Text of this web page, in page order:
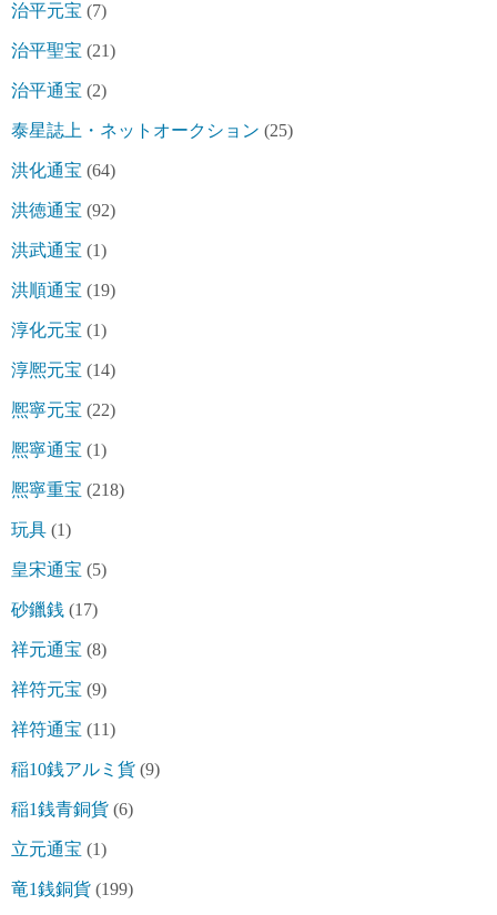
治平元宝 (7)
治平聖宝 (21)
治平通宝 (2)
泰星誌上・ネットオークション (25)
洪化通宝 (64)
洪徳通宝 (92)
洪武通宝 (1)
洪順通宝 (19)
淳化元宝 (1)
淳熈元宝 (14)
熈寧元宝 (22)
熈寧通宝 (1)
熈寧重宝 (218)
玩具 (1)
皇宋通宝 (5)
砂鑞銭 (17)
祥元通宝 (8)
祥符元宝 (9)
祥符通宝 (11)
稲10銭アルミ貨 (9)
稲1銭青銅貨 (6)
立元通宝 (1)
竜1銭銅貨 (199)